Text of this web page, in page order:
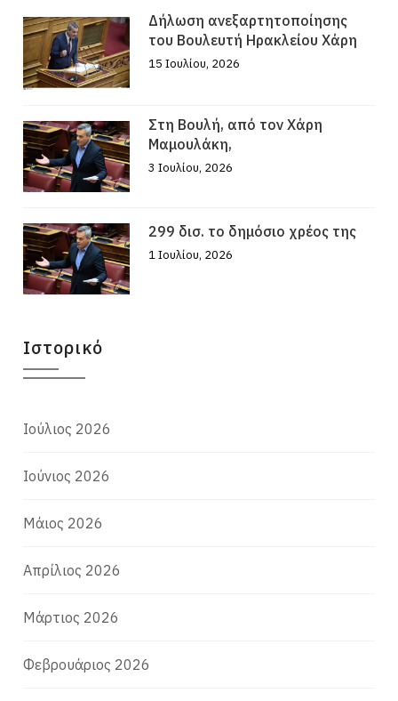
Δήλωση ανεξαρτητοποίησης
του Βουλευτή Ηρακλείου Χάρη
15 Ιουλίου, 2026
Στη Βουλή, από τον Χάρη
Μαμουλάκη,
3 Ιουλίου, 2026
299 δισ. το δημόσιο χρέος της
1 Ιουλίου, 2026
Ιστορικό
Ιούλιος 2026
Ιούνιος 2026
Μάιος 2026
Απρίλιος 2026
Μάρτιος 2026
Φεβρουάριος 2026